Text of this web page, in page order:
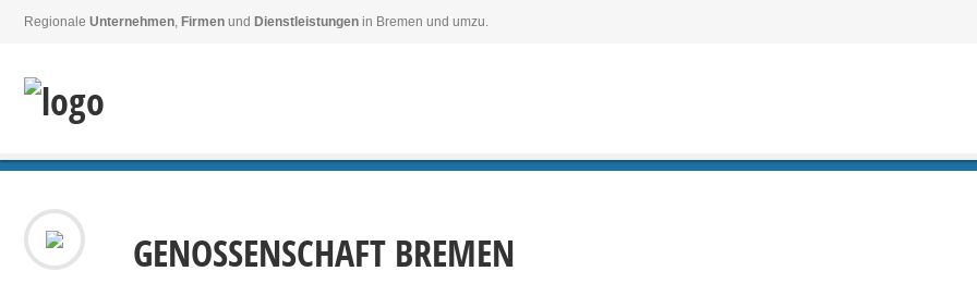
Regionale Unternehmen, Firmen und Dienstleistungen in Bremen und umzu.
GENOSSENSCHAFT BREMEN